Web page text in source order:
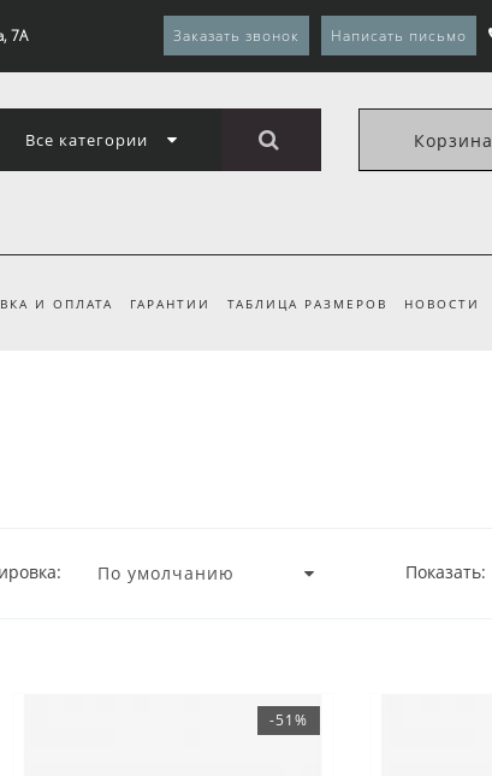
7А Заказать звонок Написать письмо
Все категории Корзина
И ОПЛАТА ГАРАНТИИ ТАБЛИЦА РАЗМЕРОВ НОВОСТИ
Показать:
-51%